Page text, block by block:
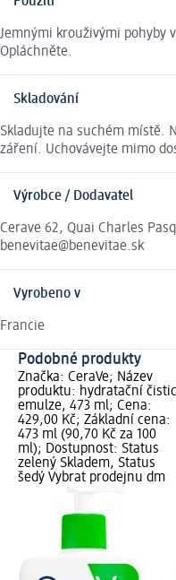
Jemnými krouživými pohyby
Opláchněte.
Skladování
Skladujte na suchém místě.
záření. Uchovávejte mimo
Výrobce / Dodavatel
Cerave 62, Quai Charles
benevitae@benevitae.sk
Vyrobeno v
Francie
Podobné produkty
Značka: CeraVe; Název
produktu: hydratační
emulze, 473 ml; Cena:
429,00 Kč; Základní cena:
473 ml (90,70 Kč za 100
ml); Dostupnost: Status
zelený Skladem, Status
šedý Vybrat prodejnu dm